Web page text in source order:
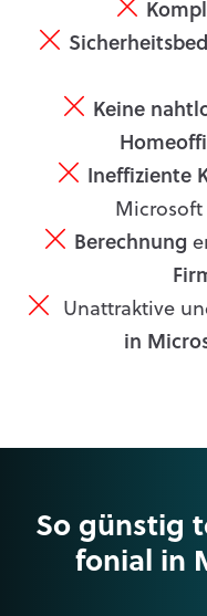
Keine
Ineffiziente
Berechnung
Unattraktive
in
So günstig
fonial in